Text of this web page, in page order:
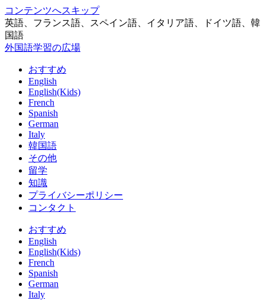
コンテンツへスキップ
英語、フランス語、スペイン語、イタリア語、ドイツ語、韓
国語
外国語学習の広場
おすすめ
English
English(Kids)
French
Spanish
German
Italy
韓国語
その他
留学
知識
プライバシーポリシー
コンタクト
おすすめ
English
English(Kids)
French
Spanish
German
Italy